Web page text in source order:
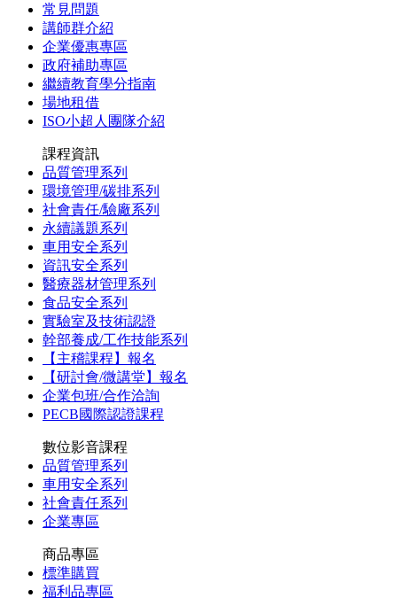
常見問題
講師群介紹
企業優惠專區
政府補助專區
繼續教育學分指南
場地租借
ISO小超人團隊介紹
課程資訊
品質管理系列
環境管理/碳排系列
社會責任/驗廠系列
永續議題系列
車用安全系列
資訊安全系列
醫療器材管理系列
食品安全系列
實驗室及技術認證
幹部養成/工作技能系列
【主稽課程】報名
【研討會/微講堂】報名
企業包班/合作洽詢
PECB國際認證課程
數位影音課程
品質管理系列
車用安全系列
社會責任系列
企業專區
商品專區
標準購買
福利品專區